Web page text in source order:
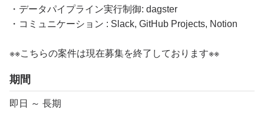
・データパイプライン実行制御: dagster
・コミュニケーション : Slack, GitHub Projects, Notion
※※こちらの案件は現在募集を終了しております※※​
期間
即日 ～ 長期